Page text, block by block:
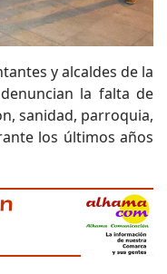
y alcaldes de la
la falta de
sanidad, parroquia,
los últimos años